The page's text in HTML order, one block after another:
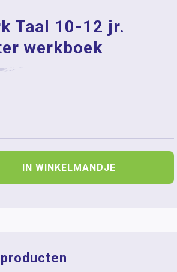
Taal 10-12 jr.
werkboek
IN WINKELMANDJE